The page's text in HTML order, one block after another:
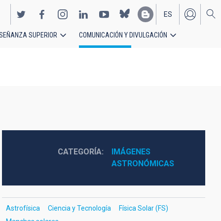
EN
ES
SUPERIOR COMUNICACIÓN Y DIVULGACIÓN
CATEGORÍA
IMÁGENES
ASTRONÓMICAS
Astrofísica Ciencia y Tecnología
Física Solar (FS)